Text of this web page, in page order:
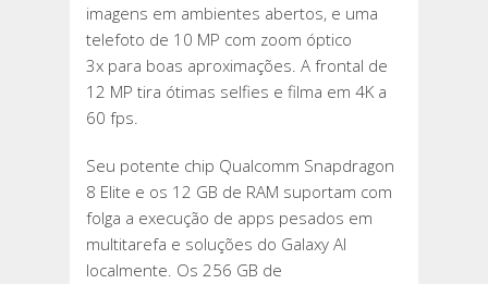
imagens em ambientes abertos, e uma
telefoto de 10 MP com zoom óptico
3x para boas aproximações. A frontal de
12 MP tira ótimas selfies e filma em 4K a
60 fps.
Seu potente chip Qualcomm Snapdragon
8 Elite e os 12 GB de RAM suportam com
folga a execução de apps pesados em
multitarefa e soluções do Galaxy AI
localmente. Os 256 GB de